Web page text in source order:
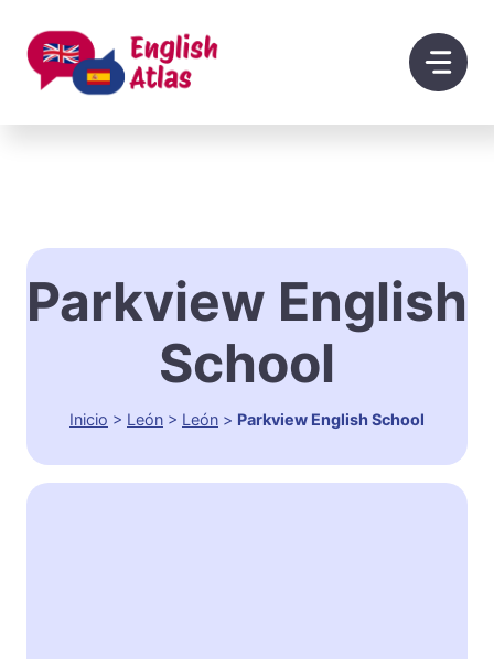
contenido
Parkview English
School
Inicio > León > León > Parkview English School